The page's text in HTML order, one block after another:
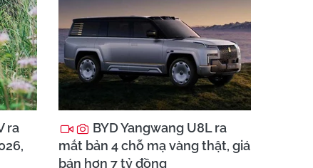
ra
BYD Yangwang U8L ra
mắt bản 4 chỗ mạ vàng thật, giá
bán hơn 7 tỷ đồng